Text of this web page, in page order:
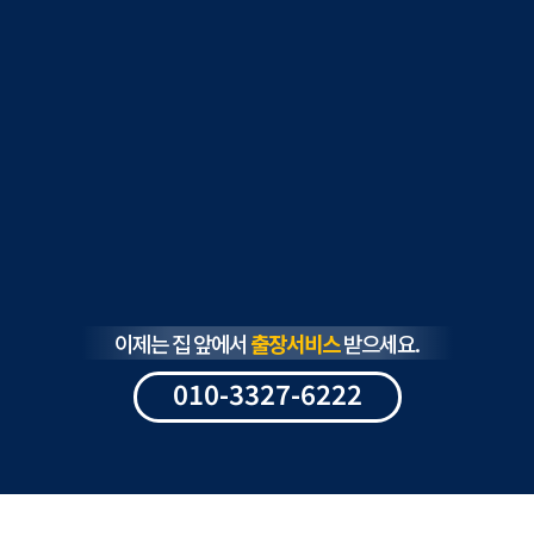
이제는 집 앞에서출장서비스받으세요.
010-3327-6222